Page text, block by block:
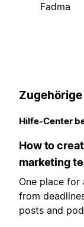
Fadma
Hilfe-Center
How to
marketing
One place for
from
posts and